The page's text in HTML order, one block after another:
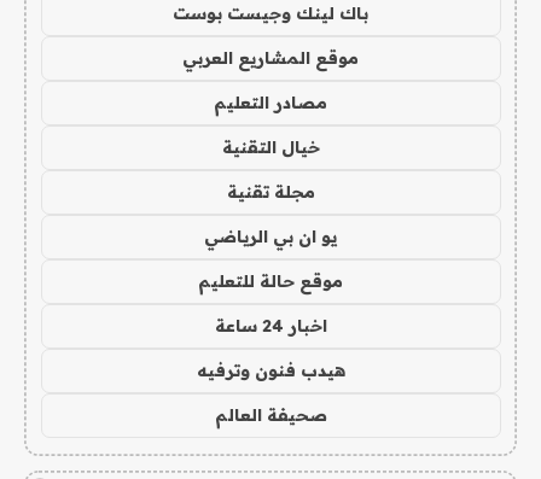
باك لينك وجيست بوست
موقع المشاريع العربي
مصادر التعليم
خيال التقنية
مجلة تقنية
يو ان بي الرياضي
موقع حالة للتعليم
اخبار 24 ساعة
هيدب فنون وترفيه
صحيفة العالم